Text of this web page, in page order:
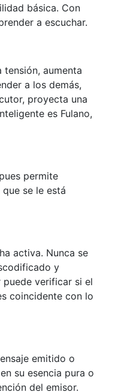
básica. Con
a escuchar.
tensión, aumenta
a los demás,
proyecta una
es Fulano,
permite
se le está
activa. Nunca se
y
verificar si el
coincidente con lo
emitido o
su esencia pura o
del emisor.